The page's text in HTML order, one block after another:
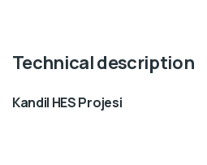
Technical description
Kandil HES Projesi